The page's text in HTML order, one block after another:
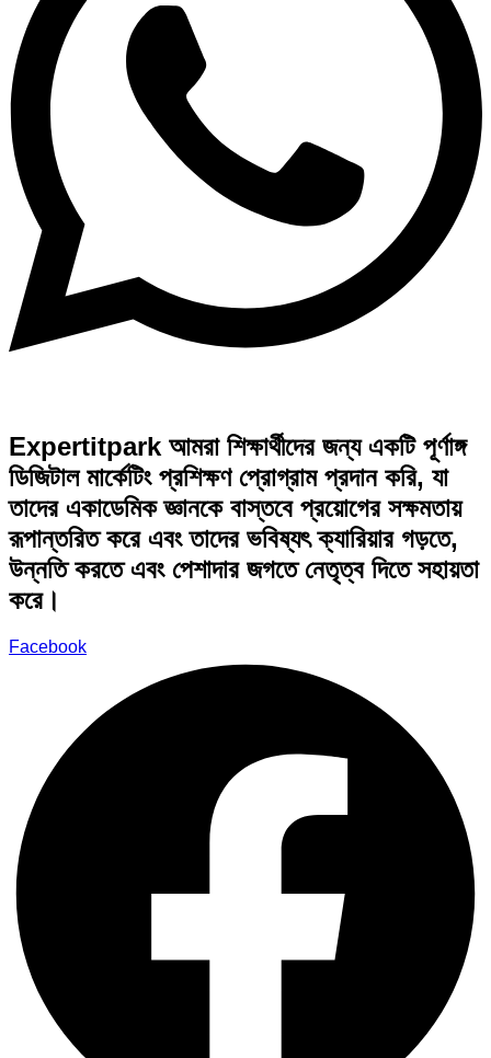
Expertitpark আমরা শিক্ষার্থীদের জন্য একটি পূর্ণাঙ্গ
ডিজিটাল মার্কেটিং প্রশিক্ষণ প্রোগ্রাম প্রদান করি, যা
তাদের একাডেমিক জ্ঞানকে বাস্তবে প্রয়োগের সক্ষমতায়
রূপান্তরিত করে এবং তাদের ভবিষ্যৎ ক্যারিয়ার গড়তে,
উন্নতি করতে এবং পেশাদার জগতে নেতৃত্ব দিতে সহায়তা
করে।
Facebook